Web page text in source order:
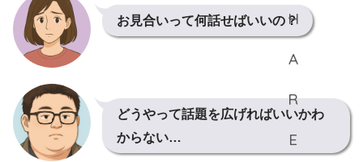
お見合いって何話せばいいの？
どうやって話題を広げればいいかわ
からない…